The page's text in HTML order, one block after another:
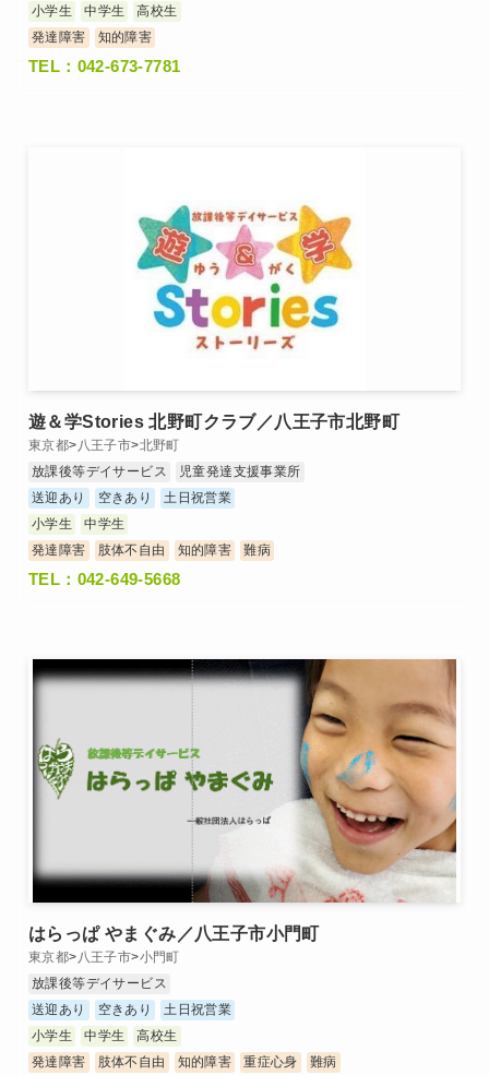
小学生 中学生
高校生
発達障害
知的障害
TEL：042-673-7781
遊＆学Stories 北野町クラブ／八王子市北野町
東京都> 八王子市>北野町
放課後等デイサービス
児童発達支援事業所
送迎あり
空きあり
土日祝営業
小学生
中学生
発達障害
肢体不自由 知的障害 難病
TEL：042-649-5668
はらっぱ やまぐみ／八王子市小門町
東京都>八王子市>小門町
放課後等デイサービス
送迎あり
空きあり
土日祝営業
小学生
中学生
高校生
発達障害
肢体不自由 知的障害 重症心身 難病